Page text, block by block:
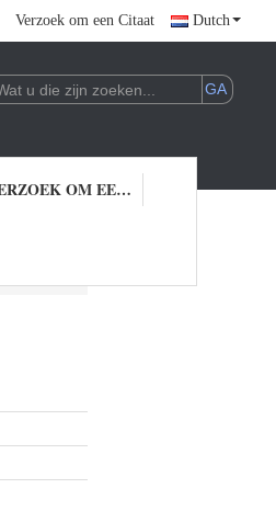
Verzoek om een Citaat Dutch
VERZOEK OM EEN CITAAT